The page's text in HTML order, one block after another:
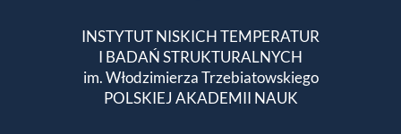
INSTYTUT NISKICH TEMPERATUR
I BADAŃ STRUKTURALNYCH
im. Włodzimierza Trzebiatowskiego
POLSKIEJ AKADEMII NAUK